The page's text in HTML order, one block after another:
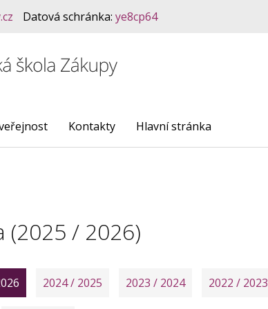
Datová schránka: ye8cp64
Kontakty Hlavní stránka
(2025 / 2026)
2024 / 2025 2023 / 2024 2022 / 2023